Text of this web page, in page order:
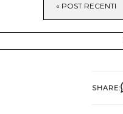
« POST RECENTI
SHARE: